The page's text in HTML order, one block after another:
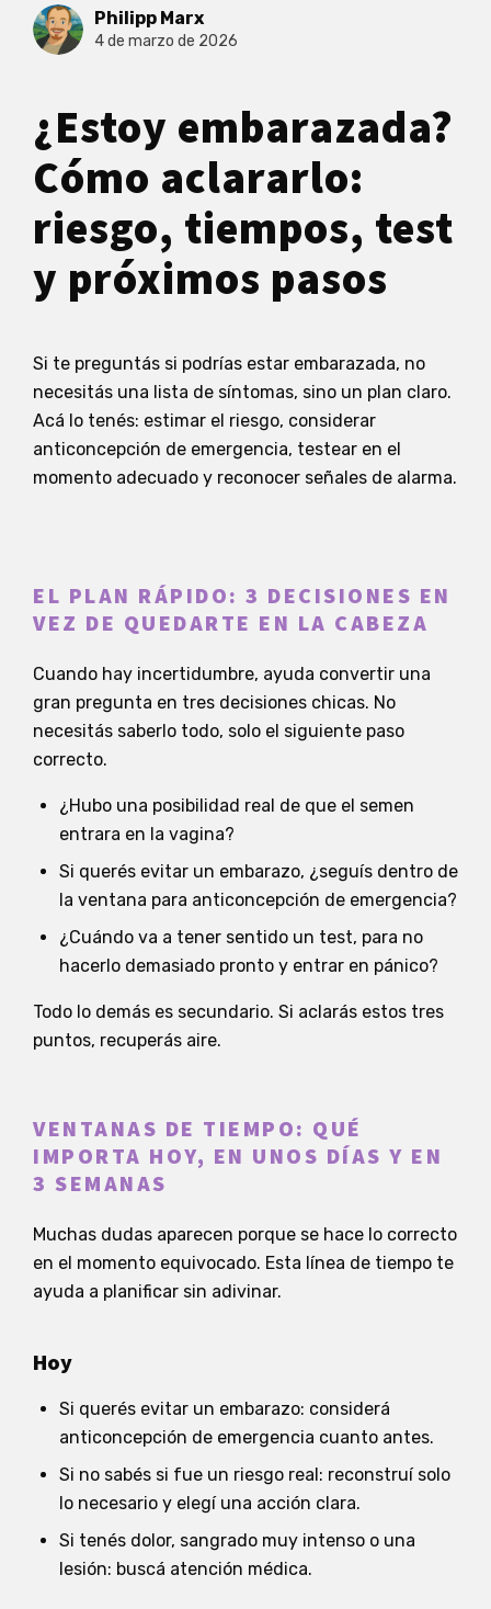
Philipp Marx
4 de marzo de 2026
¿Estoy embarazada?
Cómo aclararlo:
riesgo, tiempos, test
y próximos pasos
Si te preguntás si podrías estar embarazada, no
necesitás una lista de síntomas, sino un plan claro.
Acá lo tenés: estimar el riesgo, considerar
anticoncepción de emergencia, testear en el
momento adecuado y reconocer señales de alarma.
EL PLAN RÁPIDO: 3 DECISIONES EN
VEZ DE QUEDARTE EN LA CABEZA
Cuando hay incertidumbre, ayuda convertir una
gran pregunta en tres decisiones chicas. No
necesitás saberlo todo, solo el siguiente paso
correcto.
¿Hubo una posibilidad real de que el semen
entrara en la vagina?
Si querés evitar un embarazo, ¿seguís dentro de
la ventana para anticoncepción de emergencia?
¿Cuándo va a tener sentido un test, para no
hacerlo demasiado pronto y entrar en pánico?
Todo lo demás es secundario. Si aclarás estos tres
puntos, recuperás aire.
VENTANAS DE TIEMPO: QUÉ
IMPORTA HOY, EN UNOS DÍAS Y EN
3 SEMANAS
Muchas dudas aparecen porque se hace lo correcto
en el momento equivocado. Esta línea de tiempo te
ayuda a planificar sin adivinar.
Hoy
Si querés evitar un embarazo: considerá
anticoncepción de emergencia cuanto antes.
Si no sabés si fue un riesgo real: reconstruí solo
lo necesario y elegí una acción clara.
Si tenés dolor, sangrado muy intenso o una
lesión: buscá atención médica.